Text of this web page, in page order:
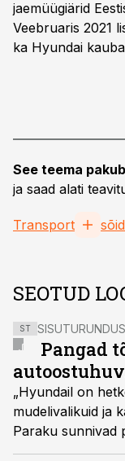
jaemüügiärid
Veebruaris 2021
ka Hyundai
See teema
ja saad alati
Transport
SEOTUD
ST SISUTURUNDUS
Pangad
„Hyundail on
mudelivalikuid ja
Paraku sunnivad
kõrgete